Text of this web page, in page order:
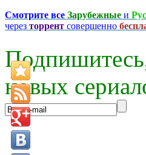
Смотрите все Зарубежные и
через торрент совершенно
новых